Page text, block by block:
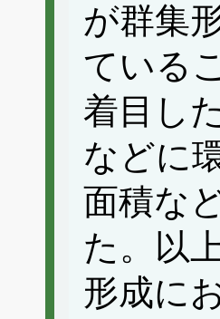
が群集
ている
着目し
などに
面積な
た。以
形成に